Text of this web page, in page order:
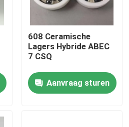
608 Ceramische
Lagers Hybride ABEC
7 CSQ
Aanvraag sturen